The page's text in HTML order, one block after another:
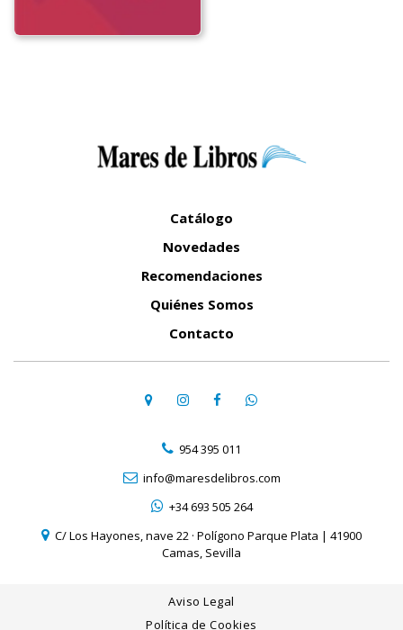
Catálogo
Novedades
Recomendaciones
Quiénes Somos
Contacto
954 395 011
info@maresdelibros.com
+34 693 505 264
C/ Los Hayones, nave 22 · Polígono Parque Plata | 41900
Camas, Sevilla
Aviso Legal
Política de Cookies